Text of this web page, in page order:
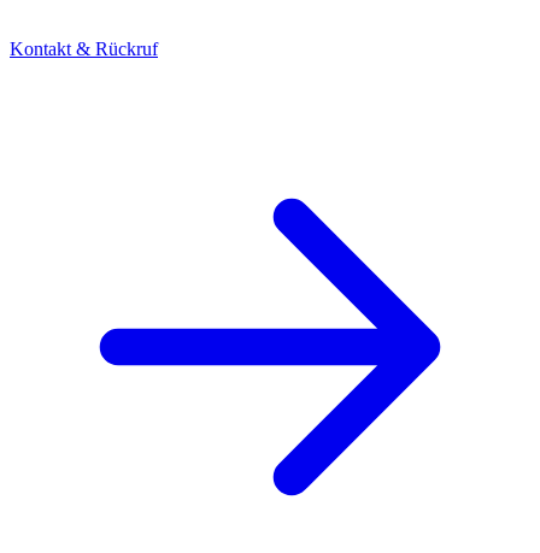
Kontakt & Rückruf